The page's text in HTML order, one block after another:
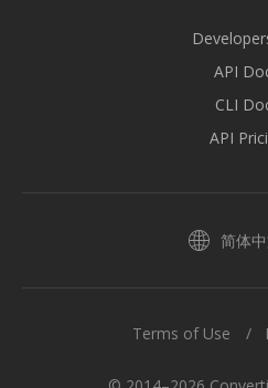
API
CLI
API
简体
Terms of Use